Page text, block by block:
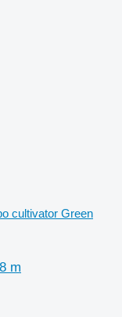
cultivator Green
m